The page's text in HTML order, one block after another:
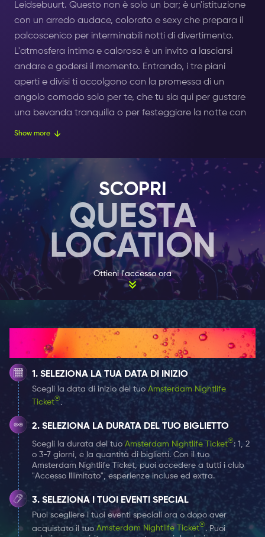
Leidsebuurt. Questo non è solo un bar; è un'istituzione
con un arredo audace, colorato e sexy che prepara il
palcoscenico per interminabili notti di divertimento.
L'atmosfera intima e calorosa è un invito a lasciarsi
andare e godersi il momento. Entrando, i tre piani
aperti e divisi ti accolgono con la promessa di un
angolo comodo solo per te, che tu sia qui per gustare
una bevanda tranquilla o per festeggiare la notte con
gli amici.
diversi gruppi di persone - musicisti, personalità
teatrali, poeti, psicologi per cani, studenti e chiunque
sia pronto per passare bei momenti. La musica
divertente ed emozionante è l'anima del Café Weber,
rendendo ogni notte un'esperienza unica. Che tu sia
un fan delle melodie classiche o dei ritmi
contemporanei, la musica qui è sicura di far muovere i
tuoi piedi.
Le recensioni elogiano il personale amichevole che è
sempre pronto per una chiacchierata allegra, e la
decorazione con i bisonti che aggiunge un tocco
unico ma divertente al posto. Oh, e abbiamo già
menzionato la musica superba e la birra? È il tipo di
posto dove le scoperte accidentali si trasformano in
notti indimenticabili. Un patrono lo ha riassunto come
un
'grande errore'dopo aver inciampato nel Café
Weber tardi in una notte di sabato, solo per trovarsi a
rimanere per ore, incantati dall'atmosfera, dalle
bevande e dalla musica.
SBLOCCA OFFERTE ESCLUSIVE PER BEVANDE CON IL
TUO AMSTERDAM NIGHTLIFE TICKET
Al Café Weber, lo straordinario non si ferma
all'atmosfera. Con il tuo biglietto Amsterdam Nightlife
in mano, la tua ricerca di sorsi deliziosi prende una
svolta piacevole. Pronto a soddisfare la tua sete?
Il tuo
Show more
SCOPRI
QUESTA
LOCATION
Ottieni l'accesso ora
Come funziona
SELEZIONA LA TUA DATA DI INIZIO
Scegli la data di inizio del tuoAmsterdam Nightlife
Ticket®.
SELEZIONA LA DURATA DEL TUO BIGLIETTO
Scegli la durata del tuo Amsterdam Nightlife Ticket®: 1, 2
o 3-7 giorni, e la quantità di biglietti. Con il tuo
Amsterdam Nightlife Ticket, puoi accedere a tutti i club
"Accesso Illimitato", esperienze incluse ed extra.
SELEZIONA I TUOI EVENTI SPECIAL
Puoi scegliere i tuoi eventi speciali ora o dopo aver
acquistato il tuo Amsterdam Nightlife Ticket®. Puoi